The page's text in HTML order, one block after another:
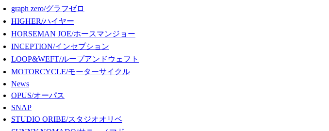
graph zero/グラフゼロ
HIGHER/ハイヤー
HORSEMAN JOE/ホースマンジョー
INCEPTION/インセプション
LOOP&WEFT/ループアンドウェフト
MOTORCYCLE/モーターサイクル
News
OPUS/オーパス
SNAP
STUDIO ORIBE/スタジオオリベ